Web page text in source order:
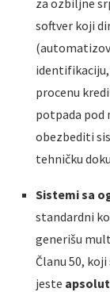
softver koji
procenu
potpada pod
obezbediti
tehničku
Sistemi sa
standardni
generišu
Članu 50,
jeste